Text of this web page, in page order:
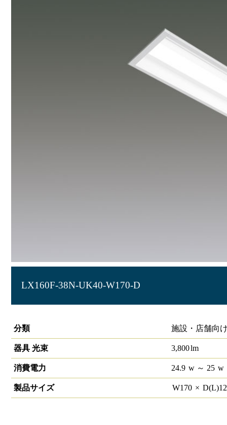
LX160F-38N-UK40-W170-D
分類
施設・店舗向
器具 光束 3,800lm
消費電力 24.9 w～ 25 w
製品サイズ W170 × D(L)